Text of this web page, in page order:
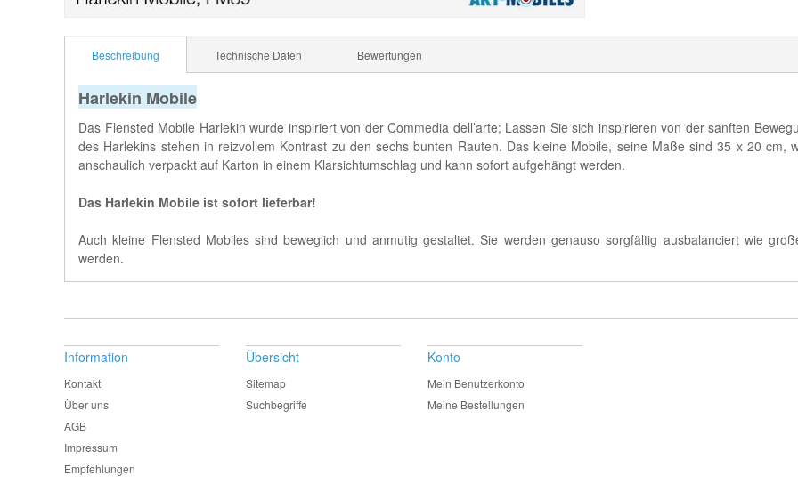
Beschreibung Technische Daten Bewertungen
Harlekin Mobile
Das Flensted Mobile Harlekin wurde inspiriert von der Commedia dell’arte; Lassen Sie sich inspirieren von der sanften
des Harlekins stehen in reizvollem Kontrast zu den sechs bunten Rauten. Das kleine Mobile, seine Maße sind 35 x 20 cm,
anschaulich verpackt auf Karton in einem Klarsichtumschlag und kann sofort aufgehängt werden.
Das Harlekin Mobile ist sofort lieferbar!
Auch kleine Flensted Mobiles sind beweglich und anmutig gestaltet. Sie werden genauso sorgfältig ausbalanciert wie
werden.
Information
Kontakt
Über uns
AGB
Impressum
Empfehlungen
Übersicht
Sitemap
Suchbegriffe
Konto
Mein Benutzerkonto
Meine Bestellungen